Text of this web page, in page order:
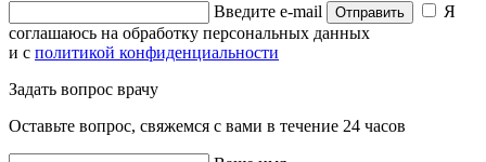
Введите e-mail
Отправить
Я
соглашаюсь на обработку персональных данных
и с политикой конфиденциальности
Задать вопрос врачу
Оставьте вопрос, свяжемся с вами в течение 24 часов